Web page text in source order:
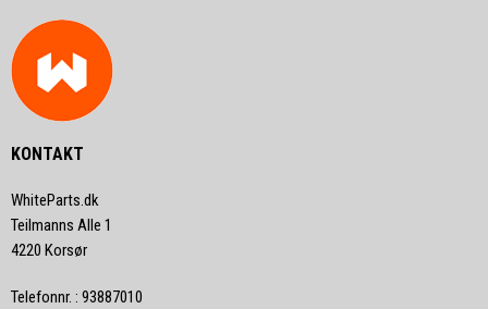
KONTAKT
WhiteParts.dk
Teilmanns Alle 1
4220 Korsør
Telefonnr. : 93887010